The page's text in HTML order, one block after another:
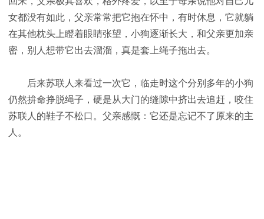
女都没有如此，父亲常常把它抱在怀中，有时休息，它就躺
在其他枕头上瞪着眼睛张望，小狗逐渐长大，和父亲更加亲
密，别人想带它出去溜溜，真是套上绳子拖出去。
后来苏联人来看过一次它，临走时这个分别多年的小狗
仍然拚命挣脱绳子，硬是从大门的缝隙中挤出去追赶，咬住
苏联人的鞋子不松口。父亲感慨：它还是忘记不了原来的主
人。